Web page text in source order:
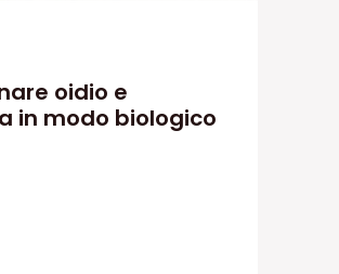
oidio e
in modo biologico